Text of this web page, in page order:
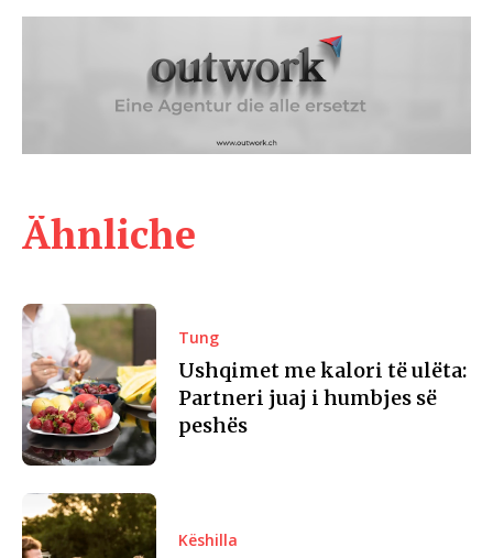
Ähnliche
Tung
Ushqimet me kalori të ulëta:
Partneri juaj i humbjes së
peshës
Këshilla